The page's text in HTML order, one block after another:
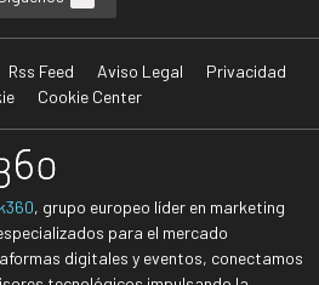
Rss Feed Aviso Legal
Privacidad
Cookie Center
, grupo europeo líder en marketing
para el mercado
digitales y eventos, conectamos